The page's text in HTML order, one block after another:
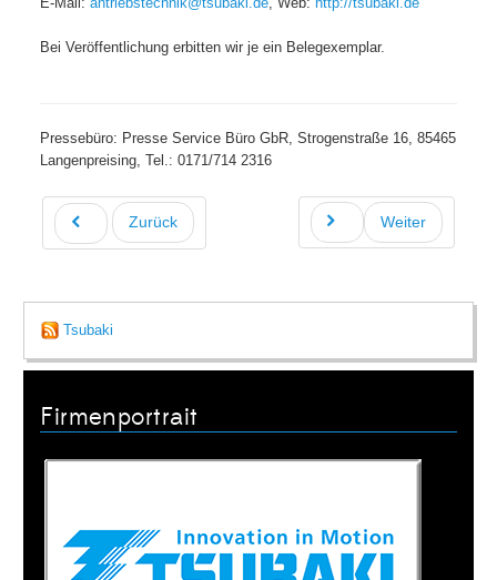
Bei Veröffentlichung erbitten wir je ein Belegexemplar.
Pressebüro: Presse Service Büro GbR, Strogenstraße 16, 85465
Langenpreising, Tel.: 0171/714 2316
Zurück Weiter
Tsubaki
Firmenportrait